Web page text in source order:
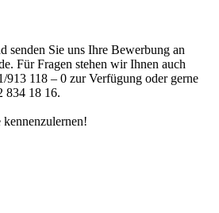
senden Sie uns Ihre Bewerbung an
Für Fragen stehen wir Ihnen auch
913 118 – 0 zur Verfügung oder gerne
834 18 16.